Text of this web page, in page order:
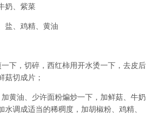
奶、紫菜
盐、鸡精、黄油
下，切碎，西红柿用开水烫一下，去皮后
菇切成片；
黄油、少许面粉煸炒一下，加鲜菇、牛奶
水调成适当的稀稠度，加胡椒粉、鸡精、